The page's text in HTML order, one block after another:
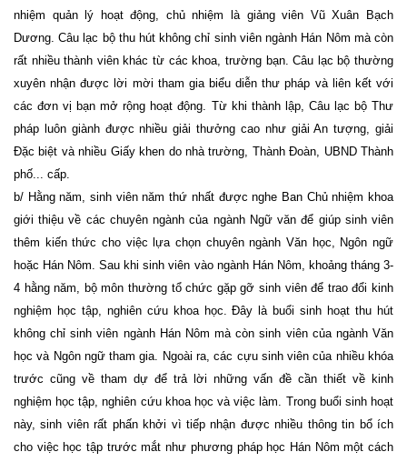
nhiệm quản lý hoạt động, chủ nhiệm là giảng viên Vũ Xuân Bạch
Dương. Câu lạc bộ thu hút không chỉ sinh viên ngành Hán Nôm mà còn
rất nhiều thành viên khác từ các khoa, trường bạn. Câu lạc bộ thường
xuyên nhận được lời mời tham gia biểu diễn thư pháp và liên kết với
các đơn vị bạn mở rộng hoạt động. Từ khi thành lập, Câu lạc bộ Thư
pháp luôn giành được nhiều giải thưởng cao như giải An tượng, giải
Đặc biệt và nhiều Giấy khen do nhà trường, Thành Đoàn, UBND Thành
phố... cấp.
b/ Hằng năm, sinh viên năm thứ nhất được nghe Ban Chủ nhiệm khoa
giới thiệu về các chuyên ngành của ngành Ngữ văn để giúp sinh viên
thêm kiến thức cho việc lựa chọn chuyên ngành Văn học, Ngôn ngữ
hoặc Hán Nôm. Sau khi sinh viên vào ngành Hán Nôm, khoảng tháng 3-
4 hằng năm, bộ môn thường tổ chức gặp gỡ sinh viên để trao đổi kinh
nghiệm học tập, nghiên cứu khoa học. Đây là buổi sinh hoạt thu hút
không chỉ sinh viên ngành Hán Nôm mà còn sinh viên của ngành Văn
học và Ngôn ngữ tham gia. Ngoài ra, các cựu sinh viên của nhiều khóa
trước cũng về tham dự để trả lời những vấn đề cần thiết về kinh
nghiệm học tập, nghiên cứu khoa học và việc làm. Trong buổi sinh hoạt
này, sinh viên rất phấn khởi vì tiếp nhận được nhiều thông tin bổ ích
cho việc học tập trước mắt như phương pháp học Hán Nôm một cách